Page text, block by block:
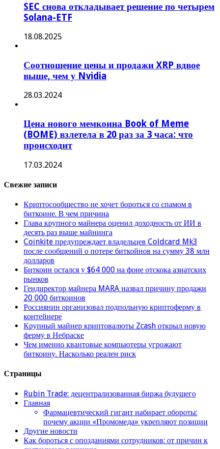
SEC снова откладывает решение по четырем
Solana-ETF
18.08.2025
Соотношение цены и продажи XRP вдвое
выше, чем у Nvidia
28.03.2024
Цена нового мемкоина Book of Meme
(BOME) взлетела в 20 раз за 3 часа: что
происходит
17.03.2024
Свежие записи
Криптосообщество не хочет бороться со спамом в
биткоине. В чем причина
Глава крупного майнера оценил доходность от ИИ в
десять раз выше майнинга
Coinkite предупреждает владельцев Coldcard Mk3
после сообщений о потере биткойнов на сумму 38 млн
долларов
Биткоин остался у $64 000 на фоне отскока азиатских
рынков
Гендиректор майнера MARA назвал причину продажи
20 000 биткоинов
Россиянин организовал подпольную криптоферму в
контейнере
Крупный майнер криптовалюты Zcash открыл новую
ферму в Небраске
Чем именно квантовые компьютеры угрожают
биткоину. Насколько реален риск
Страницы
Rubin Trade: децентрализованная биржа будущего
Главная
Фармацевтический гигант набирает обороты:
почему акции «Промомеда» укрепляют позиции
Другие новости
Как бороться с опозданиями сотрудников: от причин к